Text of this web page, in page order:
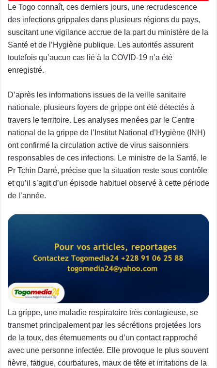
Le Togo connaît, ces derniers jours, une recrudescence
des infections grippales dans plusieurs régions du pays,
suscitant une vigilance accrue de la part du ministère de la
Santé et de l’Hygiène publique. Les autorités assurent
toutefois qu’aucun cas lié à la COVID-19 n’a été
enregistré.
D’après les informations issues de la veille sanitaire
nationale, plusieurs foyers de grippe ont été détectés à
travers le territoire. Les analyses menées par le Centre
national de la grippe de l’Institut National d’Hygiène (INH)
ont confirmé la circulation active de virus saisonniers
responsables de ces infections. Le ministre de la Santé, le
Pr Tchin Darré, précise que la situation reste sous contrôle
et qu’il s’agit d’un épisode habituel observé à cette période
de l’année.
La grippe, une maladie respiratoire très contagieuse, se
transmet principalement par les sécrétions projetées lors
de la toux, des éternuements ou d’un contact rapproché
avec une personne infectée. Elle provoque le plus souvent
fièvre, fatigue, courbatures, maux de tête et irritations de la